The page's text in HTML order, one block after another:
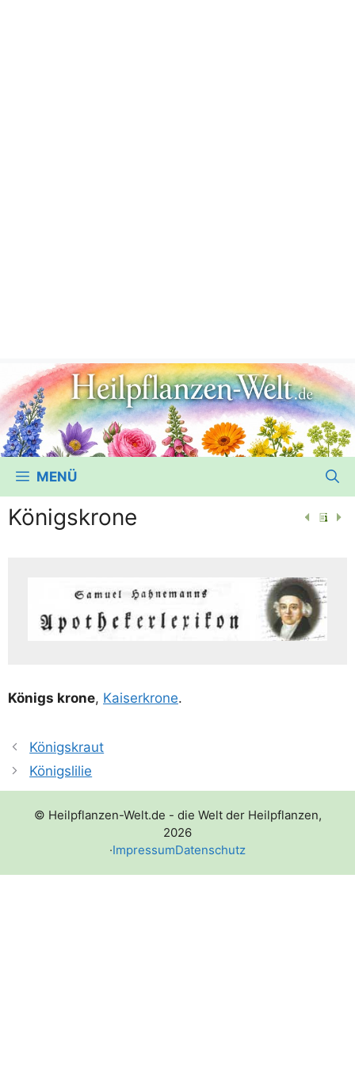
MENÜ
Königskrone
Königs kro­ne, Kai­ser­kro­ne.
Königskraut
Königslilie
© Heilpflanzen-Welt.de - die Welt der Heilpflanzen,
2026
·ImpressumDatenschutz